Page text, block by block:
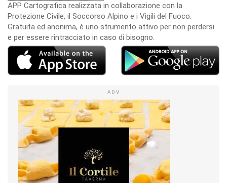
APP Cartografica realizzata in collaborazione con la
Protezione Civile, il Soccorso Alpino e i Vigili del Fuoco.
Gratuita ed anonima, è uno strumento attivo per non perdersi
e per essere rintracciato in caso di bisogno.
ADV